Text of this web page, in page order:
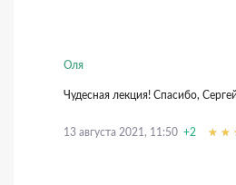
Оля
Чудесная лекция! Спасибо,
13 августа 2021, 11:50 +2